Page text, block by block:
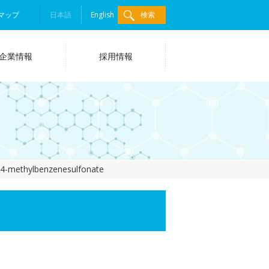
ップ 日本語 English 検索
業情報 採用情報
methylbenzenesulfonate